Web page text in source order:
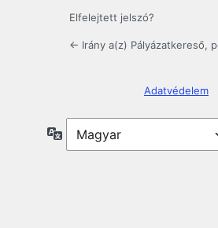
Elfelejtett jelszó?
← Irány a(z) Pályázatkereső,
Adatvédelem
Nyelv